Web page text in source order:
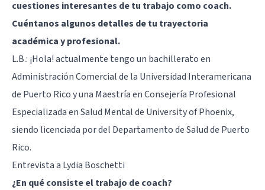
cuestiones interesantes de tu trabajo como coach.
Cuéntanos algunos detalles de tu trayectoria
académica y profesional.
L.B.: ¡Hola! actualmente tengo un bachillerato en
Administración Comercial de la Universidad Interamericana
de Puerto Rico y una Maestría en Consejería Profesional
Especializada en Salud Mental de University of Phoenix,
siendo licenciada por del Departamento de Salud de Puerto
Rico.
Entrevista a Lydia Boschetti
¿En qué consiste el trabajo de coach?